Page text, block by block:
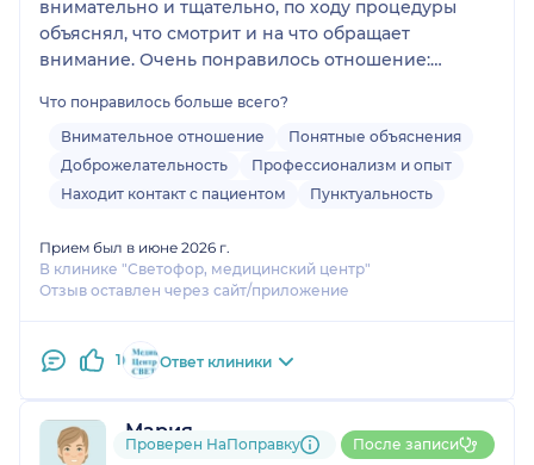
внимательно и тщательно, по ходу процедуры
объяснял, что смотрит и на что обращает
внимание. Очень понравилось отношение:
профессиональное. Смело могу рекомендовать
этого врача!
Что понравилось больше всего?
Внимательное отношение
Понятные объяснения
Доброжелательность
Профессионализм и опыт
Находит контакт с пациентом
Пунктуальность
Прием был в июне 2026 г.
В клинике "Светофор, медицинский центр"
Отзыв оставлен через сайт/приложение
1 Ответ клиники
Мария
17 отзывови1 оценка
Проверен НаПоправку После записи